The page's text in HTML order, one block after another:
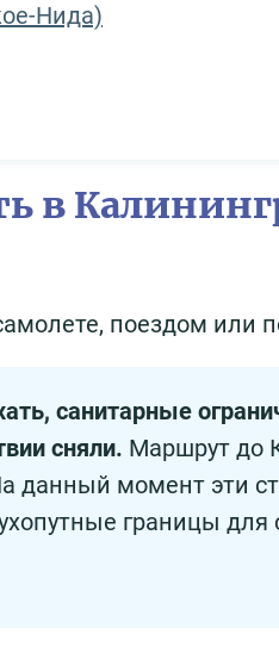
Нида)
в
поездом или
санитарные
сняли. Маршрут до
данный момент эти
границы для